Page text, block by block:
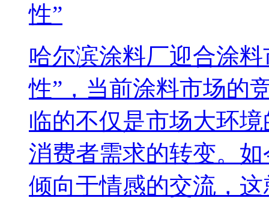
性”
哈尔滨涂料厂迎合涂
性”，当前涂料市场的
临的不仅是市场大环
消费者需求的转变。
倾向于情感的交流，